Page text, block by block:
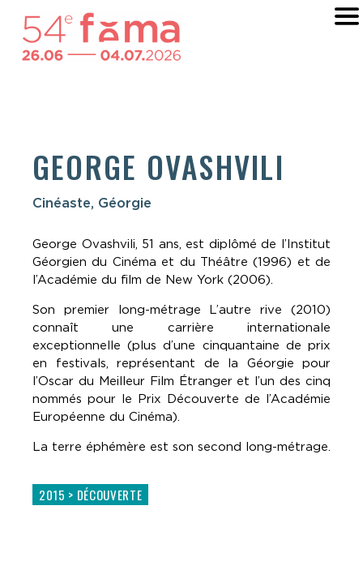
GEORGE OVASHVILI
Cinéaste, Géorgie
George Ovashvili, 51 ans, est diplômé de l’Institut
Géorgien du Cinéma et du Théâtre (1996) et de
l’Académie du film de New York (2006).
Son premier long-métrage L’autre rive (2010)
connaît une carrière internationale
exceptionnelle (plus d’une cinquantaine de prix
en festivals, représentant de la Géorgie pour
l’Oscar du Meilleur Film Étranger et l’un des cinq
nommés pour le Prix Découverte de l’Académie
Européenne du Cinéma).
La terre éphémère est son second long-métrage.
2015 > DÉCOUVERTE